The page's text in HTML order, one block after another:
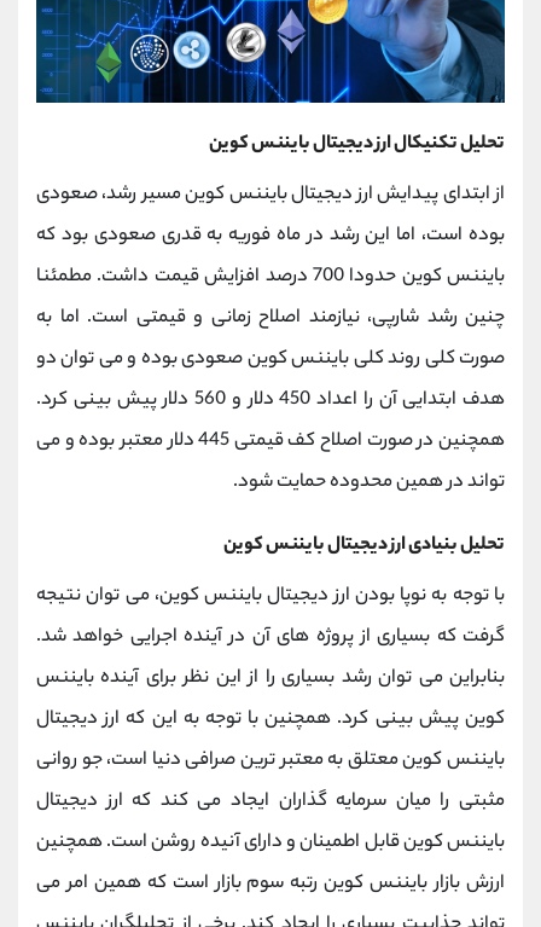
تحلیل تکنیکال ارز دیجیتال بایننس کوین
از ابتدای پیدایش ارز دیجیتال بایننس کوین مسیر رشد، صعودی
بوده است، اما این رشد در ماه فوریه به قدری صعودی بود که
بایننس کوین حدودا 700 درصد افزایش قیمت داشت. مطمئنا
چنین رشد شارپی، نیازمند اصلاح زمانی و قیمتی است. اما به
صورت کلی روند کلی بایننس کوین صعودی بوده و می توان دو
هدف ابتدایی آن را اعداد 450 دلار و 560 دلار پیش بینی کرد.
همچنین در صورت اصلاح کف قیمتی 445 دلار معتبر بوده و می
تواند در همین محدوده حمایت شود.
تحلیل بنیادی ارز دیجیتال بایننس کوین
با توجه به نوپا بودن ارز دیجیتال بایننس کوین، می توان نتیجه
گرفت که بسیاری از پروژه های آن در آینده اجرایی خواهد شد.
بنابراین می توان رشد بسیاری را از این نظر برای آینده بایننس
کوین پیش بینی کرد. همچنین با توجه به این که ارز دیجیتال
بایننس کوین معتلق به معتبر ترین صرافی دنیا است، جو روانی
مثبتی را میان سرمایه گذاران ایجاد می کند که ارز دیجیتال
بایننس کوین قابل اطمینان و دارای آنیده روشن است. همچنین
ارزش بازار بایننس کوین رتبه سوم بازار است که همین امر می